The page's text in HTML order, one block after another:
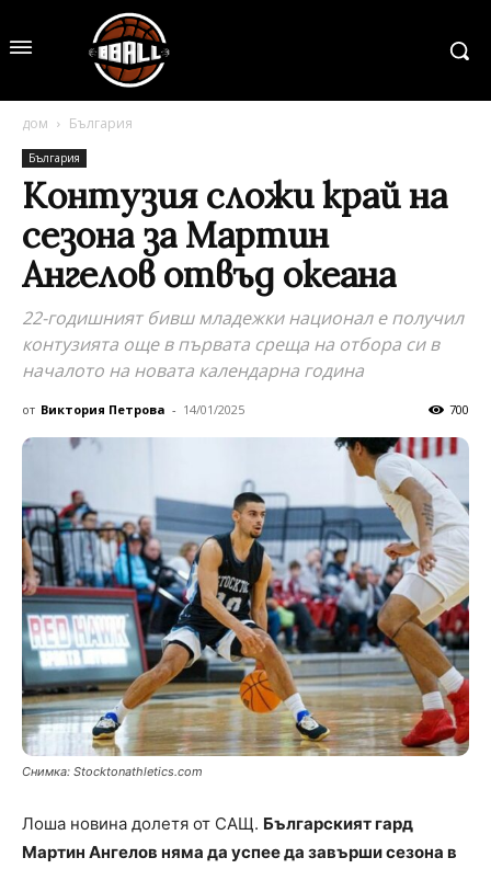
дом България
България
Контузия сложи край на
сезона за Мартин
Ангелов отвъд океана
22-годишният бивш младежки национал е получил
контузията още в първата среща на отбора си в
началото на новата календарна година
от Виктория Петрова - 14/01/2025 700
Снимка: Stocktonathletics.com
Лоша новина долетя от САЩ. Българският гард
Мартин Ангелов няма да успее да завърши сезона в